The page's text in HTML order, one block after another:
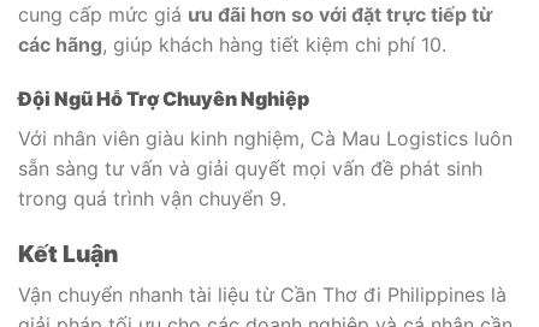
cung cấp mức giá ưu đãi hơn so với đặt trực tiếp từ
các hãng, giúp khách hàng tiết kiệm chi phí 10.
Đội Ngũ Hỗ Trợ Chuyên Nghiệp
Với nhân viên giàu kinh nghiệm, Cà Mau Logistics luôn
sẵn sàng tư vấn và giải quyết mọi vấn đề phát sinh
trong quá trình vận chuyển 9.
Kết Luận
Vận chuyển nhanh tài liệu từ Cần Thơ đi Philippines là